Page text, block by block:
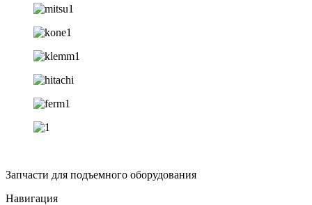
Запчасти для подъемного оборудования
Навигация